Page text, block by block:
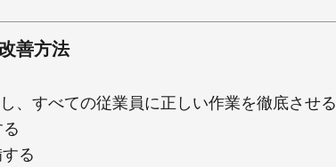
善方法
、すべての従業員に正しい作業を徹底させる
る